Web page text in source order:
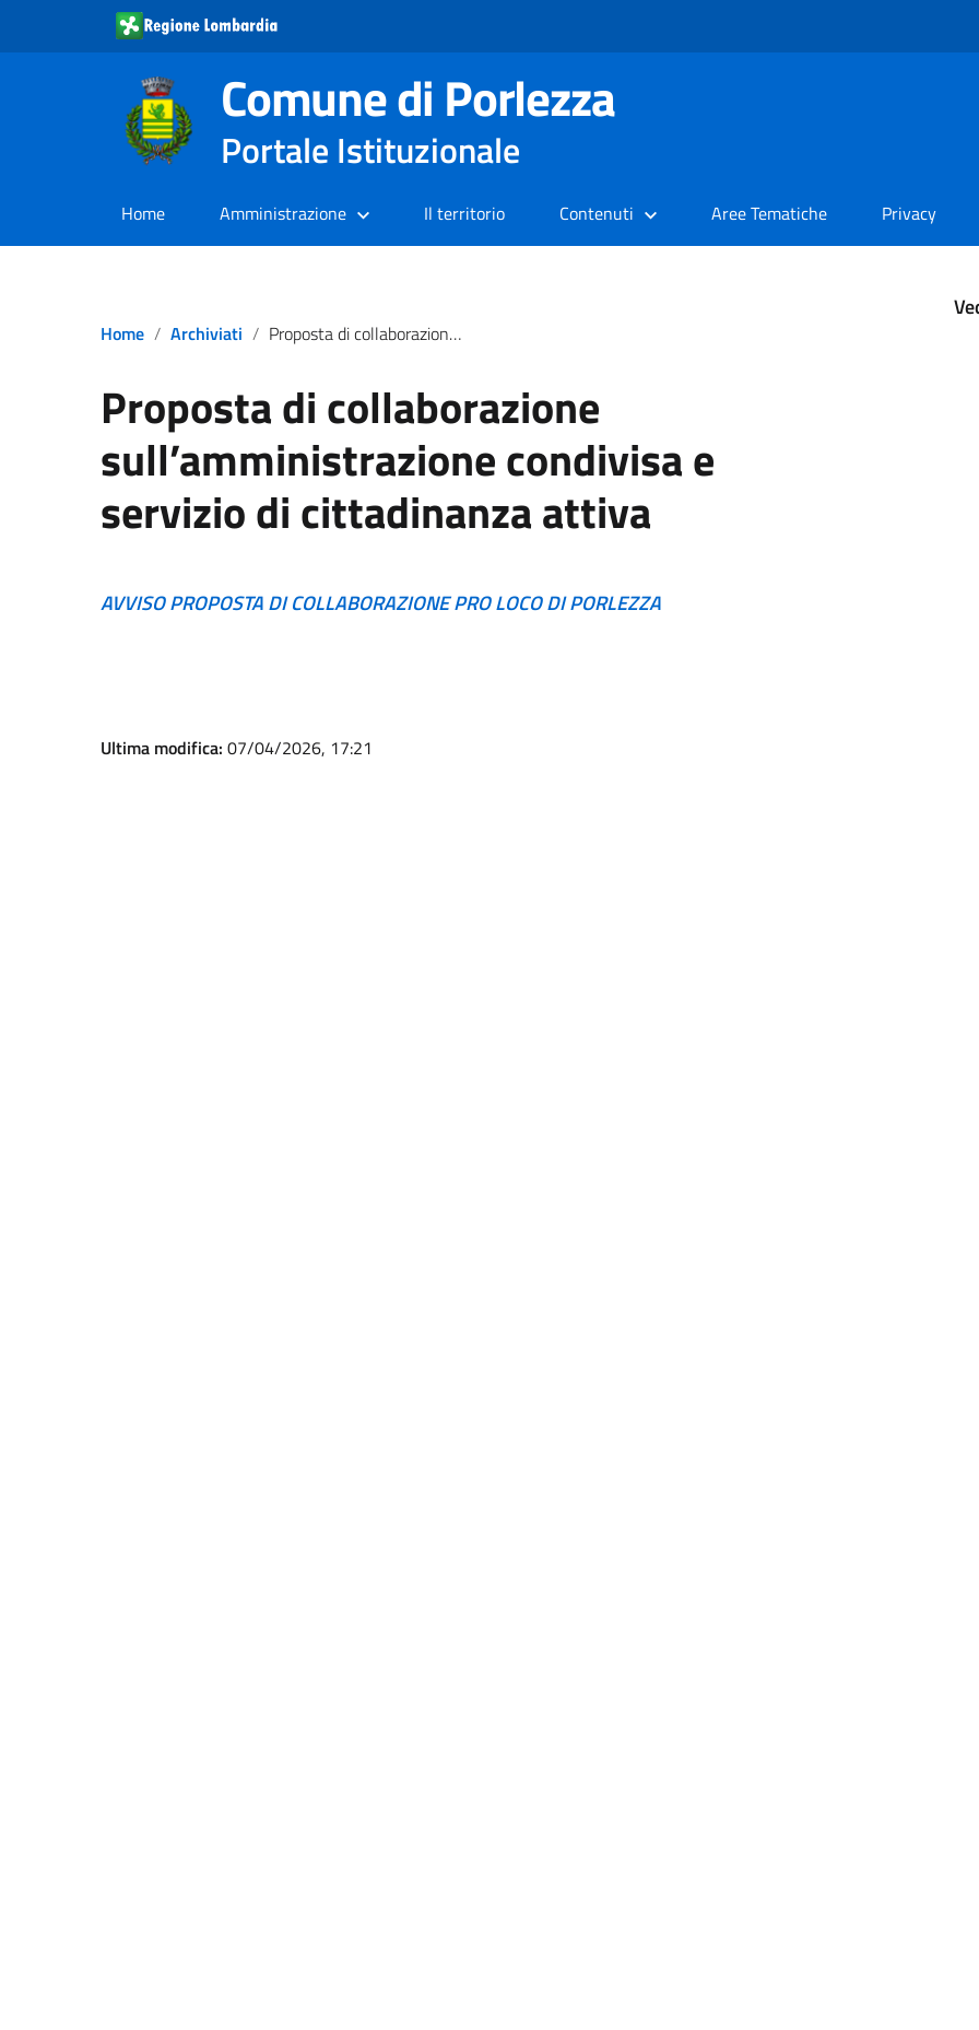
Comune di Porlezza
Portale Istituzionale
Home Amministrazione Il territorio Contenuti Aree Tematiche Privacy
Home Archiviati Proposta di collaborazione sull’amministrazione condivisa e servizio di cittadinanza attiva
Proposta di collaborazione
sull’amministrazione condivisa e
servizio di cittadinanza attiva
AVVISO PROPOSTA DI COLLABORAZIONE PRO LOCO DI PORLEZZA
Ultima modifica: 07/04/2026, 17:21